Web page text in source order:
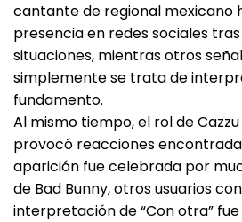
cantante de regional mexicano
presencia en redes sociales
situaciones, mientras otros
simplemente se trata de
fundamento.
Al mismo tiempo, el rol de
provocó reacciones
aparición fue celebrada por
de Bad Bunny, otros usuarios
interpretación de “Con otra”